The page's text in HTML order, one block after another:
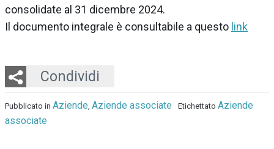
consolidate al 31 dicembre 2024.
Il documento integrale è consultabile a questo link
Condividi
Twitter
LinkedIn
Email
Whatsapp
Pubblicato in Aziende Aziende associate Etichettato Aziende
associate